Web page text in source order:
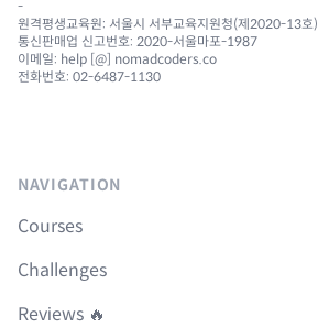
-
원격평생교육원: 서울시 서부교육지원청(제2020-13호)
통신판매업 신고번호: 2020-서울마포-1987
이메일: help [@] nomadcoders.co
전화번호: 02-6487-1130
NAVIGATION
Courses
Challenges
Reviews 🔥